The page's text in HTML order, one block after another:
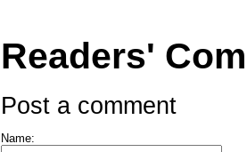
Readers'
Post a comment
Name: